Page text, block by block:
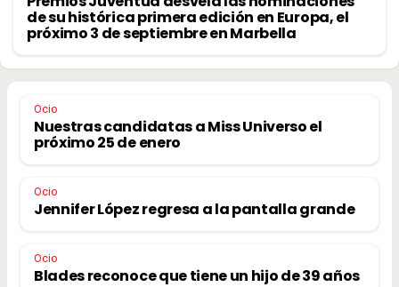
de su histórica primera edición en Europa, el
próximo 3 de septiembre en Marbella
Ocio
Nuestras candidatas a Miss Universo el
próximo 25 de enero
Ocio
Jennifer López regresa a la pantalla grande
Ocio
Blades reconoce que tiene un hijo de 39 años